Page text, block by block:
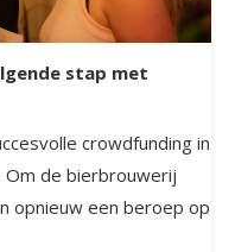
stap met
crowdfunding in
de bierbrouwerij
opnieuw een beroep op